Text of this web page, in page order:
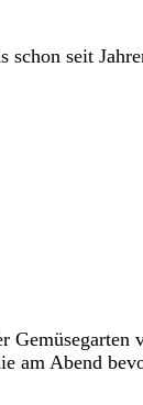
seit
Abend